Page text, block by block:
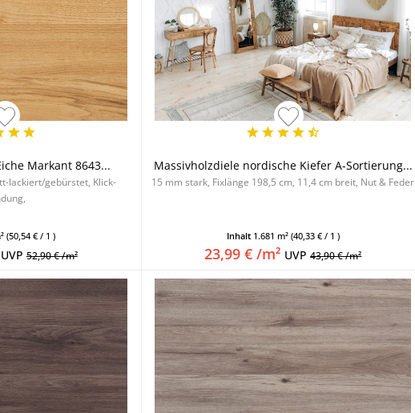
Markant 8643...
lackiert/gebürstet, Klick-
(50,54 € / 1 )
UVP52,90 € /m²
Massivholzdiele nordische Kiefer A-Sortierung...
15 mm stark, Fixlänge 198,5 cm, 11,4 cm breit, Nut & Feder
Inhalt 1.681 m² (40,33 € / 1 )
23,99 € /m² UVP43,90 € /m²